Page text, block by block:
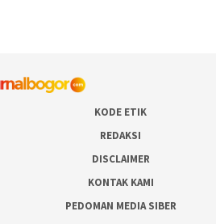
KODE ETIK
REDAKSI
DISCLAIMER
KONTAK KAMI
PEDOMAN MEDIA SIBER